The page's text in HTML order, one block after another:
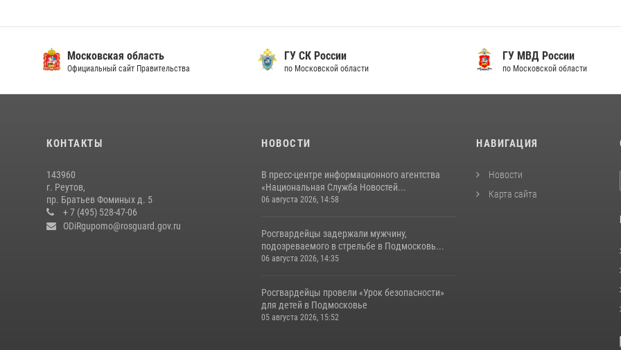
Московская область
Официальный сайт Правительства
ГУ СК России
по Московской области
ГУ МВД России
по Московской области
КОНТАКТЫ
143960
г. Реутов,
пр. Братьев Фоминых д. 5
+ 7 (495) 528-47-06
ODiRgupomo@rosguard.gov.ru
НОВОСТИ
В пресс-центре информационного агентства
«Национальная Служба Новостей...
06 августа 2026, 14:58
Росгвардейцы задержали мужчину,
подозреваемого в стрельбе в Подмосковь...
06 августа 2026, 14:35
Росгвардейцы провели «Урок безопасности»
для детей в Подмосковье
05 августа 2026, 15:52
НАВИГАЦИЯ
Новости
Карта сайта